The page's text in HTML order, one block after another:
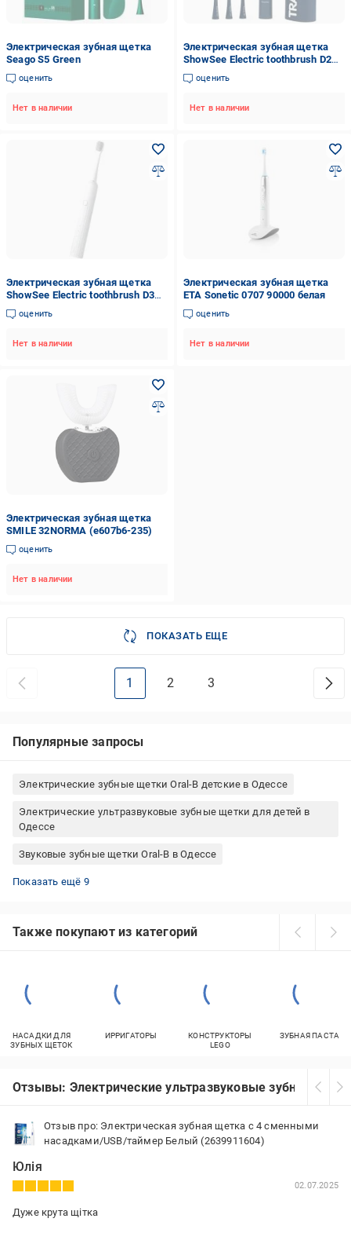
Электрическая зубная щетка
Seago S5 Green
оценить
Нет в наличии
Электрическая зубная щетка
ShowSee Electric toothbrush D2
Blue + футляр
оценить
Нет в наличии
Электрическая зубная щетка
ShowSee Electric toothbrush D3
White
оценить
Нет в наличии
Электрическая зубная щетка
ETA Sonetic 0707 90000 белая
оценить
Нет в наличии
Электрическая зубная щетка
SMILE 32NORMA (e607b6-235)
оценить
Нет в наличии
ПОКАЗАТЬ ЕЩЕ
1 2 3
Популярные запросы
Электрические зубные щетки Oral-B детские в Одессе
Электрические ультразвуковые зубные щетки для детей в
Одессе
Звуковые зубные щетки Oral-B в Одессе
Звуковые зубные щетки Soocas в Одессе
Зубные щетки детские с таймером в Одессе
Звуковые зубные щетки Pecham в Одессе
Зубные щетки Oral-B на батарейках в Одессе
Звуковые зубные щетки Oclean в Одессе
Детские зубные щетки на батарейках в Одессе
Электрические зубные щетки Philips для детей в Одессе
Звуковые зубные щетки для детей в Одессе
Звуковые зубные щетки Philips в Одессе
Показать ещё 9
Также покупают из категорий
НАСАДКИ ДЛЯ
ЗУБНЫХ ЩЕТОК
ИРРИГАТОРЫ
КОНСТРУКТОРЫ
LEGO
ЗУБНАЯ ПАСТА
Отзывы: Электрические ультразвуковые зубные
Отзыв про: Электрическая зубная щетка с 4 сменными
насадками/USB/таймер Белый (2639911604)
Юлія
02.07.2025
Дуже крута щітка